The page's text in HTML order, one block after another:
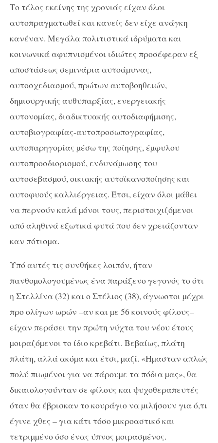
Το τέλος εκείνης της χρονιάς είχαν όλοι
αυτοπραγµατωθεί και κανείς δεν είχε ανάγκη
κανέναν. Μεγάλα πολιτιστικά ιδρύµατα και
κοινωνικά αφυπνισµένοι ιδιώτες προσέφεραν εξ
αποστάσεως σεµινάρια αυτοάµυνας,
αυτοσχεδιασµού, πρώτων αυτοβοηθειών,
δηµιουργικής αυθυπαρξίας, ενεργειακής
αυτονοµίας, διαδικτυακής αυτοδιαφήµισης,
αυτοβιογραφίας-αυτοπροσωπογραφίας,
αυτοπαρηγορίας µέσω της ποίησης, έµφυλου
αυτοπροσδιορισµού, ενδυνάµωσης του
αυτοσεβασµού, οικιακής αυτοϊκανοποίησης και
αυτοφυούς καλλιέργειας. Έτσι, είχαν όλοι µάθει
να περνούν καλά µόνοι τους, περιστοιχιζόµενοι
από αληθινά εξωτικά φυτά που δεν χρειάζονταν
καν πότισµα.
Υπό αυτές τις συνθήκες λοιπόν, ήταν
πανθοµολογουµένως ένα παράξενο γεγονός το ότι
η Στελλίνα (32) και ο Στέλιος (38), άγνωστοι µέχρι
προ ολίγων ωρών –αν και µε 56 κοινούς φίλους–
είχαν περάσει την πρώτη νύχτα του νέου έτους
µοιραζόµενοι το ίδιο κρεβάτι. Βεβαίως, πλάτη
πλάτη, αλλά ακόµα και έτσι, µαζί. «Ήµασταν απλώς
πολύ πιωµένοι για να πάρουµε τα πόδια µας», θα
δικαιολογούνταν σε φίλους και ψυχοθεραπευτές
όταν θα έβρισκαν το κουράγιο να µιλήσουν για ό,τι
έγινε χθες – για κάτι τόσο µικροαστικό και
τετριµµένο όσο ένας ύπνος µοιρασµένος.